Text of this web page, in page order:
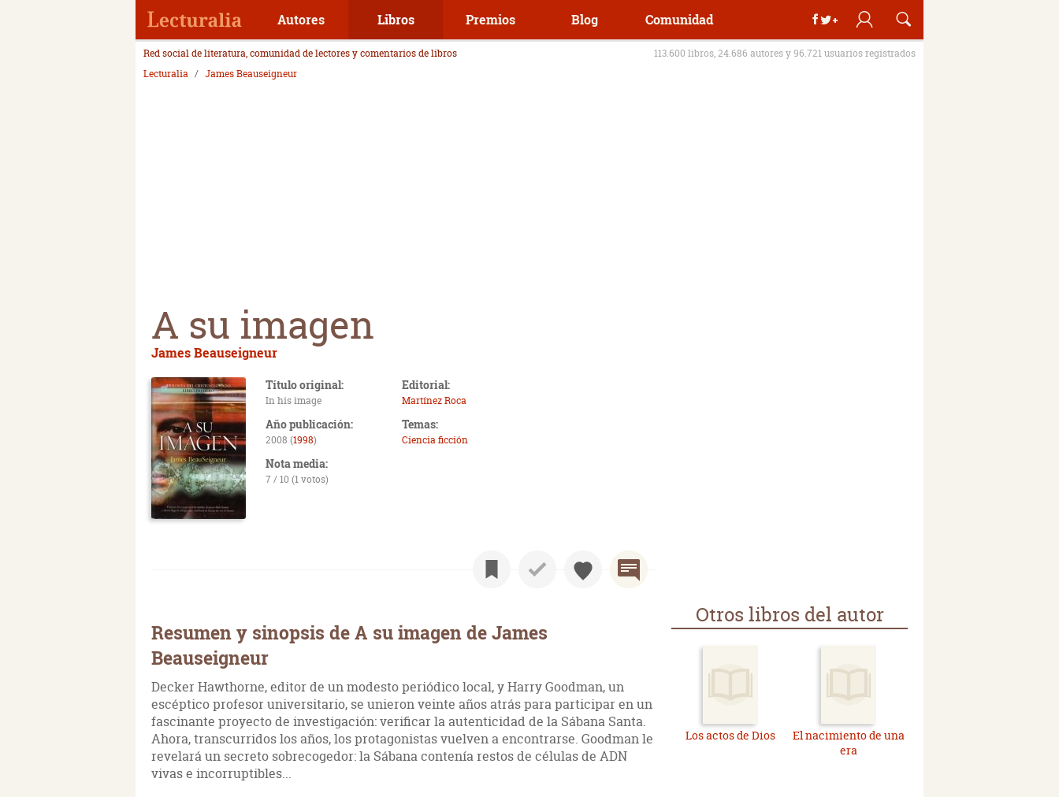
Autores Libros Premios Blog Comunidad
Red social de literatura, comunidad de lectores y comentarios de libros
113.600 libros, 24.686 autores y 96.721 usuarios registrados
Lecturalia
James Beauseigneur
A su imagen
James Beauseigneur
Título original:
In his image
Editorial:
Martínez Roca
Año publicación:
2008 (1998)
Temas:
Ciencia ficción
Nota media:
7 / 10 (1 votos)
Resumen y sinopsis de A su imagen de James
Beauseigneur
Decker Hawthorne, editor de un modesto periódico local, y Harry Goodman, un
escéptico profesor universitario, se unieron veinte años atrás para participar en un
fascinante proyecto de investigación: verificar la autenticidad de la Sábana Santa.
Ahora, transcurridos los años, los protagonistas vuelven a encontrarse. Goodman le
revelará un secreto sobrecogedor: la Sábana contenía restos de células de ADN
vivas e incorruptibles...
Otros libros del autor
Los actos de Dios
El nacimiento de una
era